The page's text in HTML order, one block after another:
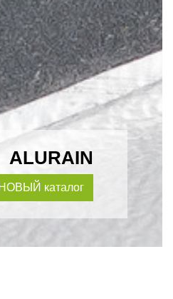
ALURAIN
НОВЫЙ каталог